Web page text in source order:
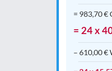
= 983,70 €
= 24 x
– 610,00 €